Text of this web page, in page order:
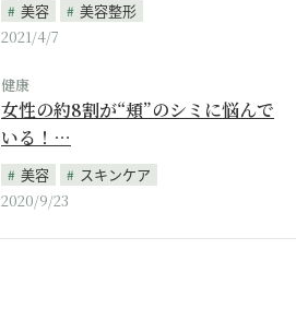
美容
美容整形
2021/4/7
健康
女性の約8割が“頬”のシミに悩んで
いる！…
美容
スキンケア
2020/9/23